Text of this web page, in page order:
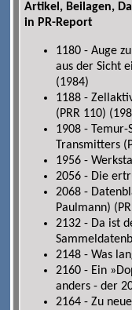
Artikel, Beilagen,
in PR-Report
1180 - Auge
aus der Sicht
(1984)
1188 -
(PRR 110)
1908 - Temur-
Transmitters
1956 -
2056 - Die
2068 -
Paulmann)
2132 - Da ist
2148 - Was
2160 - Ein
anders - der
2164 - Zu